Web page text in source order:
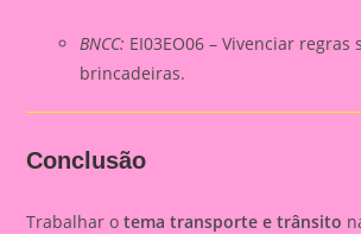
BNCC: EI03EO06 – Vivenciar regras
brincadeiras.
Conclusão
Trabalhar otema transporte e trânsito